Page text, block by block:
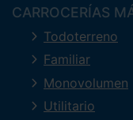
CARROCERÍAS
Todoterreno
Familiar
Monovolumen
Utilitario